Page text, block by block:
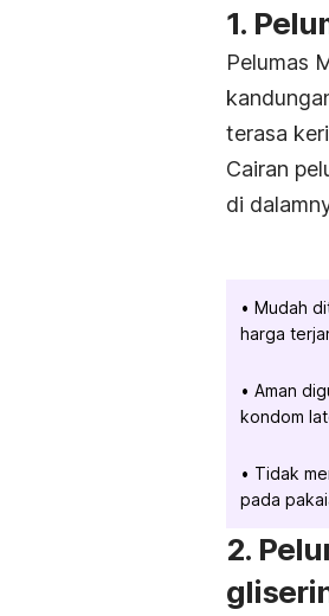
1.
Pelumas
terasa
Cairan
di
Mudah
harga
Aman
kondom
Tidak
pada
2.